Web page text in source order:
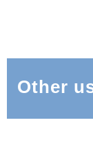
Other